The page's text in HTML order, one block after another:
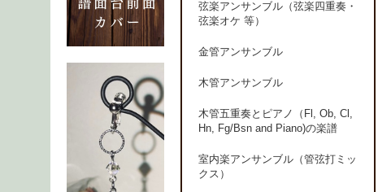
弦楽アンサンブル（弦楽四重奏・
弦楽オケ 等）
金管アンサンブル
木管アンサンブル
木管五重奏とピアノ（Fl, Ob, Cl,
Hn, Fg/Bsn and Piano)の楽譜
室内楽アンサンブル（管弦打ミッ
クス）